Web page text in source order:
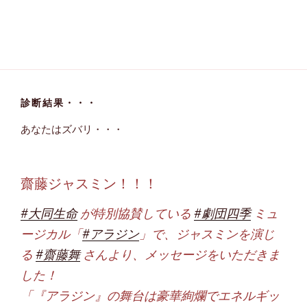
診断結果・・・
あなたはズバリ・・・
齋藤ジャスミン！！！
#大同生命が特別協賛している #劇団四季ミュ
ージカル「#アラジン」で、ジャスミンを演じ
る #齋藤舞さんより、メッセージをいただきま
した！
「『アラジン』の舞台は豪華絢爛でエネルギッ